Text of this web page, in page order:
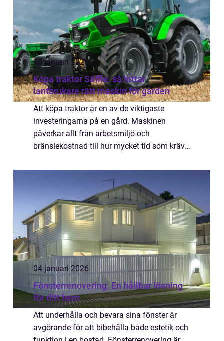
10 januari 2026
Köpa traktor Säffle: så hittar
lantbrukare rätt maskin för gården
Att köpa traktor är en av de viktigaste
investeringarna på en gård. Maskinen
påverkar allt från arbetsmiljö och
bränslekostnad till hur mycket tid som krävs
04 januari 2026
Fönsterrenovering: En hållbar lösning
för ditt hem
Att underhålla och bevara sina fönster är
avgörande för att bibehålla både estetik och